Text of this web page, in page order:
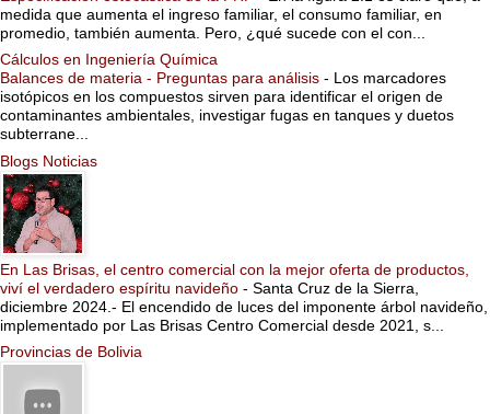
medida que aumenta el ingreso familiar, el consumo familiar, en
promedio, también aumenta. Pero, ¿qué sucede con el con...
Cálculos en Ingeniería Química
Balances de materia - Preguntas para análisis - Los marcadores
isotópicos en los compuestos sirven para identificar el origen de
contaminantes ambientales, investigar fugas en tanques y duetos
subterrane...
Blogs Noticias
En Las Brisas, el centro comercial con la mejor oferta de productos,
viví el verdadero espíritu navideño - Santa Cruz de la Sierra,
diciembre 2024.- El encendido de luces del imponente árbol navideño,
implementado por Las Brisas Centro Comercial desde 2021, s...
Provincias de Bolivia